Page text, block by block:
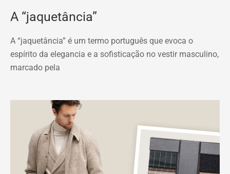
A “jaquetância”
A “jaquetância” é um termo português que evoca o
espírito da elegancia e a sofisticação no vestir masculino,
marcado pela